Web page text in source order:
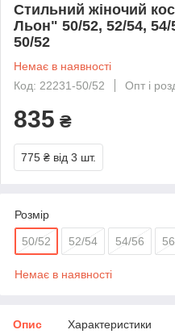
Стильний жіночий
Льон" 50/52, 52/54, 54/
50/52
Немає в наявності
Код: 22231-50/52
Опт і
835 ₴
775 ₴ від 3 шт.
Розмір
50/52 52/54 54/56
Немає в наявності
Опис Характеристики